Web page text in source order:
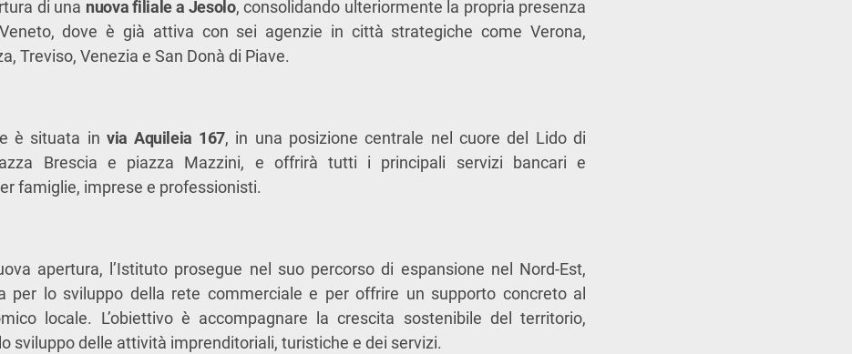
di una nuova filiale a Jesolo, consolidando ulteriormente la propria presenza
dove è già attiva con sei agenzie in città strategiche come Verona,
Treviso, Venezia e San Donà di Piave.
è situata invia Aquileia 167, in una posizione centrale nel cuore del Lido di
Brescia e piazza Mazzini, e offrirà tutti i principali servizi bancari e
famiglie, imprese e professionisti.
apertura, l’Istituto prosegue nel suo percorso di espansione nel Nord-Est,
per lo sviluppo della rete commerciale e per offrire un supporto concreto al
locale. L’obiettivo è accompagnare la crescita sostenibile del territorio,
sviluppo delle attività imprenditoriali, turistiche e dei servizi.